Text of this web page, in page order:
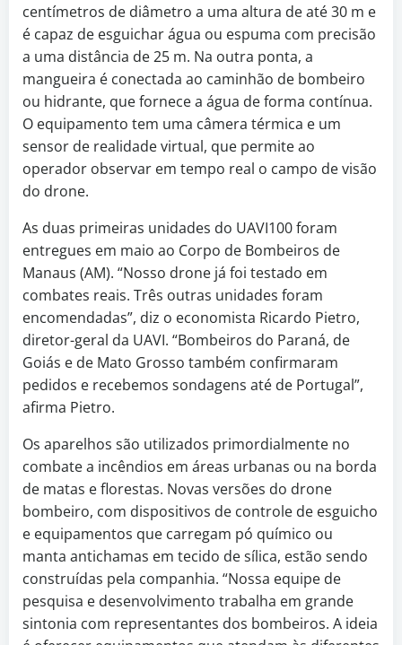
centímetros de diâmetro a uma altura de até 30 m e
é capaz de esguichar água ou espuma com precisão
a uma distância de 25 m. Na outra ponta, a
mangueira é conectada ao caminhão de bombeiro
ou hidrante, que fornece a água de forma contínua.
O equipamento tem uma câmera térmica e um
sensor de realidade virtual, que permite ao
operador observar em tempo real o campo de visão
do drone.
As duas primeiras unidades do UAVI100 foram
entregues em maio ao Corpo de Bombeiros de
Manaus (AM). “Nosso drone já foi testado em
combates reais. Três outras unidades foram
encomendadas”, diz o economista Ricardo Pietro,
diretor-geral da UAVI. “Bombeiros do Paraná, de
Goiás e de Mato Grosso também confirmaram
pedidos e recebemos sondagens até de Portugal”,
afirma Pietro.
Os aparelhos são utilizados primordialmente no
combate a incêndios em áreas urbanas ou na borda
de matas e florestas. Novas versões do drone
bombeiro, com dispositivos de controle de esguicho
e equipamentos que carregam pó químico ou
manta antichamas em tecido de sílica, estão sendo
construídas pela companhia. “Nossa equipe de
pesquisa e desenvolvimento trabalha em grande
sintonia com representantes dos bombeiros. A ideia